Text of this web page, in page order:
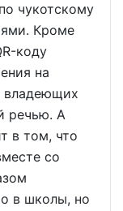
чукотскому
Кроме
коду
на
владеющих
речью. А
в том, что
со
в школы, но